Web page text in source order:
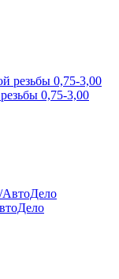
0,75-3,00